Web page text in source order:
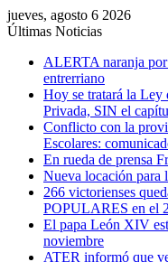
jueves, agosto 6 2026
Últimas Noticias
ALERTA naranja
entrerriano
Hoy se tratará la Ley
Privada, SIN el
Conflicto con la
Escolares:
En rueda de prensa
Nueva locación para
266 victorienses
POPULARES en el
El papa León XIV
noviembre
ATER informó que